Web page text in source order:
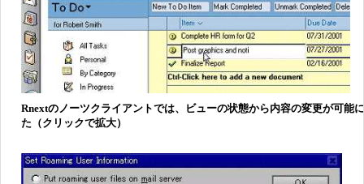
Rnextのノーツクライアントでは、ビューの状態から内容の変更が可能
た（クリックで拡大）